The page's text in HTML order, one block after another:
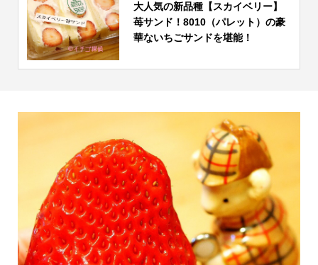
大人気の新品種【スカイベリー】
苺サンド！8010（パレット）の豪
華ないちごサンドを堪能！